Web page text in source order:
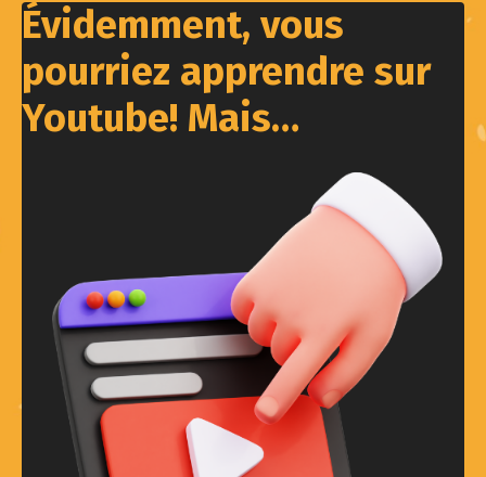
Évidemment, vous
pourriez apprendre sur
Youtube! Mais…